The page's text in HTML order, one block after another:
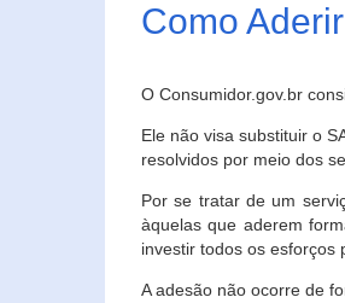
Como
O Consumidor.gov.br
Ele não visa substituir o
resolvidos por meio dos
Por se tratar de um
àquelas que aderem
investir todos os esforços
A adesão não ocorre de